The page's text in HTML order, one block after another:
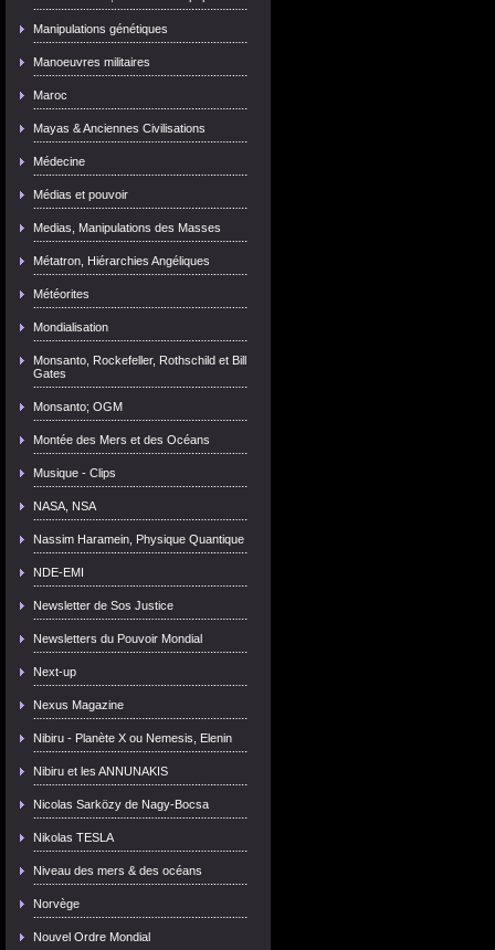
Manipulations génétiques
Manoeuvres militaires
Maroc
Mayas & Anciennes Civilisations
Médecine
Médias et pouvoir
Medias, Manipulations des Masses
Métatron, Hiérarchies Angéliques
Météorites
Mondialisation
Monsanto, Rockefeller, Rothschild et Bill
Gates
Monsanto; OGM
Montée des Mers et des Océans
Musique - Clips
NASA, NSA
Nassim Haramein, Physique Quantique
NDE-EMI
Newsletter de Sos Justice
Newsletters du Pouvoir Mondial
Next-up
Nexus Magazine
Nibiru - Planète X ou Nemesis, Elenin
Nibiru et les ANNUNAKIS
Nicolas Sarközy de Nagy-Bocsa
Nikolas TESLA
Niveau des mers & des océans
Norvège
Nouvel Ordre Mondial